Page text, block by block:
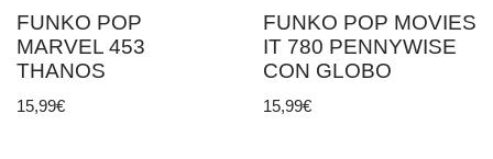
FUNKO POP
MARVEL 453
THANOS
15,99€
FUNKO POP MOVIES
IT 780 PENNYWISE
CON GLOBO
15,99€